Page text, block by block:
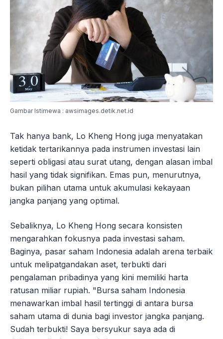
Gambar Istimewa : awsimages.detik.net.id
Tak hanya bank, Lo Kheng Hong juga menyatakan
ketidak tertarikannya pada instrumen investasi lain
seperti obligasi atau surat utang, dengan alasan imbal
hasil yang tidak signifikan. Emas pun, menurutnya,
bukan pilihan utama untuk akumulasi kekayaan
jangka panjang yang optimal.
Sebaliknya, Lo Kheng Hong secara konsisten
mengarahkan fokusnya pada investasi saham.
Baginya, pasar saham Indonesia adalah arena terbaik
untuk melipatgandakan aset, terbukti dari
pengalaman pribadinya yang kini memiliki harta
ratusan miliar rupiah. "Bursa saham Indonesia
menawarkan imbal hasil tertinggi di antara bursa
saham utama di dunia bagi investor jangka panjang.
Sudah terbukti! Saya bersyukur saya ada di